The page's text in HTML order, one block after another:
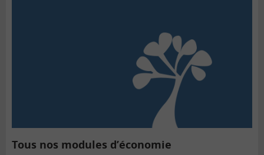
Tous nos modules d’économie